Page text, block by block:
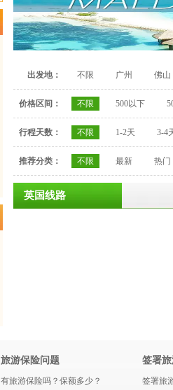
出发地： 不限 广州 佛山
价格区间： 不限 500以下
行程天数： 不限 1-2天 3-4
推荐分类： 不限 最新 热门
英国线路
旅游保险问题
有旅游保险吗？保额多少？
签署
签署旅